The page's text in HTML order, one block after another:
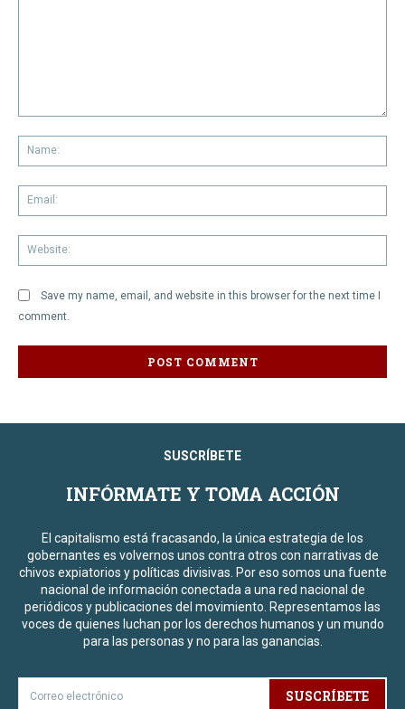
Save my name, email, and website in this browser for the next time I
comment.
SUSCRÍBETE
INFÓRMATE Y TOMA ACCIÓN
El capitalismo está fracasando, la única estrategia de los
gobernantes es volvernos unos contra otros con narrativas de
chivos expiatorios y políticas divisivas. Por eso somos una fuente
nacional de información conectada a una red nacional de
periódicos y publicaciones del movimiento. Representamos las
voces de quienes luchan por los derechos humanos y un mundo
para las personas y no para las ganancias.
SUSCRÍBETE